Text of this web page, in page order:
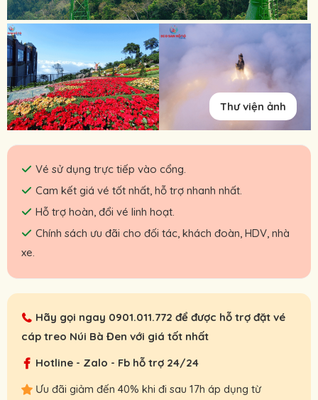
Thư viện ảnh
Vé sử dụng trực tiếp vào cổng.
Cam kết giá vé tốt nhất, hỗ trợ nhanh nhất.
Hỗ trợ hoàn, đổi vé linh hoạt.
Chính sách ưu đãi cho đối tác, khách đoàn, HDV, nhà
xe.
Hãy gọi ngay 0901.011.772 để được hỗ trợ đặt vé
cáp treo Núi Bà Đen với giá tốt nhất
Hotline - Zalo - Fb hỗ trợ 24/24
Ưu đãi giảm đến 40% khi đi sau 17h áp dụng từ